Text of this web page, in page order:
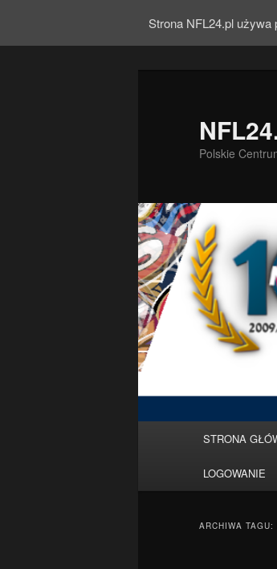
Polskie
Przeskocz
do
tekstu
Przeskocz
do
widgetów
STRONA
LOGOWANIE
ARCHIWA TAGU:
Strona NFL24.pl